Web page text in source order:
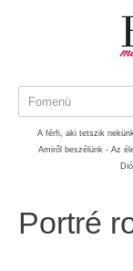
Fomenü
A férfi, aki tetszik
Amiről beszélünk - Az
Portré